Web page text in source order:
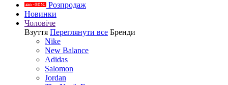
Розпродаж
Новинки
Чоловіче
Взуття Переглянути все Бренди
Nike
New Balance
Adidas
Salomon
Jordan